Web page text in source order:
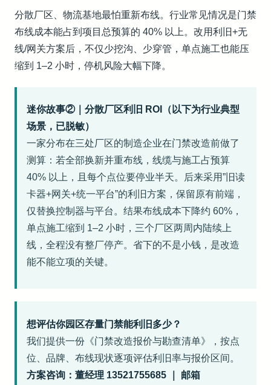
分散厂区、物流基地最怕重新布线。行业常见情况是门禁
布线成本能占到项目总预算的 40% 以上。改用利旧+无
线/网关方案后，不仅少挖沟、少穿管，单点施工也能压
缩到 1–2 小时，停机风险大幅下降。
迷你故事②｜分散厂区利旧 ROI（以下为行业典型
场景，已脱敏）
一家分布在三处厂区的制造企业在门禁改造前做了
测算：若全部换新并重布线，线缆与施工占预算
40% 以上，且每个点位要停业半天。后来采用”旧读
卡器+网关+统一平台”的利旧方案，保留原有前端，
仅替换控制器与平台。结果布线成本下降约 60%，
单点施工缩到 1–2 小时，三个厂区两周内陆续上
线，全程没有整厂停产。省下的不是小钱，是改造
能不能立项的关键。
想评估你园区存量门禁能利旧多少？
我们提供一份《门禁改造报价与勘查清单》，按点
位、品牌、布线现状逐项评估利旧率与报价区间。
方案咨询：董经理 13521755685 ｜ 邮箱